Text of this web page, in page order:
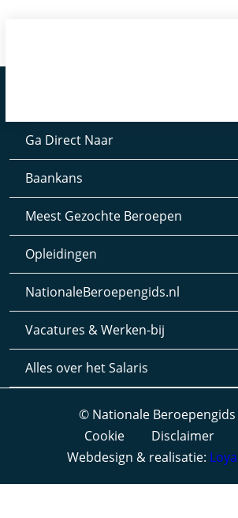
Ga Direct Naar
Baankans
Meest Gezochte Beroepen
Opleidingen
NationaleBeroepengids.nl
Vacatures & Werken-bij
Alles over het Salaris
© Nationale Beroepengids
Cookie
Disclaimer
Webdesign & realisatie: